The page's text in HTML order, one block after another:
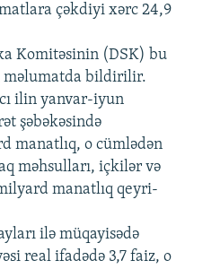
360p 480p
1080p
480p
720p
1080p
çəkdiyi xərc 24,9
Komitəsinin (DSK) bu
məlumatda bildirilir.
ilin yanvar-iyun
şəbəkəsində
manatlıq, o cümlədən
məhsulları, içkilər və
manatlıq qeyri-
ilə müqayisədə
real ifadədə 3,7 faiz, o